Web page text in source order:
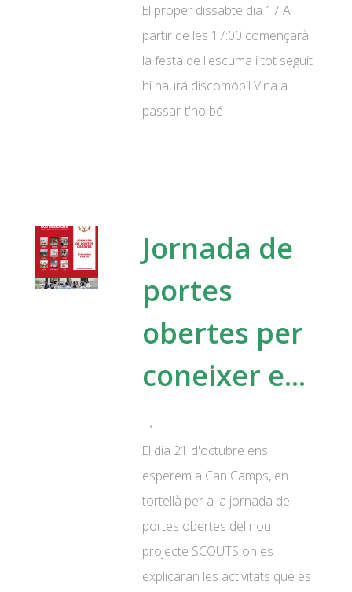
El proper dissabte dia 17 A
partir de les 17:00 començarà
la festa de l'escuma i tot seguit
hi haurá discomóbil Vina a
passar-t'ho bé
Jornada de
portes
obertes per
coneixer e...
El dia 21 d'octubre ens
esperem a Can Camps, en
tortellà per a la jornada de
portes obertes del nou
projecte SCOUTS on es
explicaran les activitats que es